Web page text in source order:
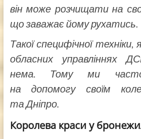
він може розчищати на
що заважає йому рухатись.
Такої специфічної техніки,
обласних управліннях
нема. Тому ми часто
на допомогу своїм
та Дніпро.
Королева краси у